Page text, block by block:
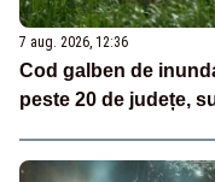
7 aug. 2026, 12:36
Cod galben de
peste 20 de județe,